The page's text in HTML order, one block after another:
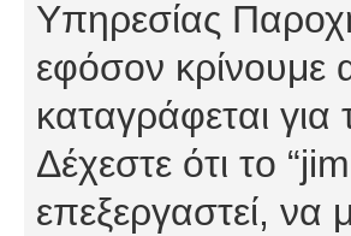
Υπηρεσίας
εφόσον κρίνουμε
καταγράφεται
Δέχεστε ότι το
επεξεργαστεί, να